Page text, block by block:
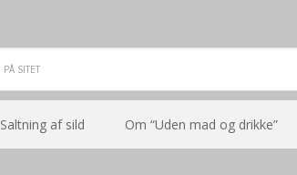
Saltning af sild Om “Uden mad og drikke”